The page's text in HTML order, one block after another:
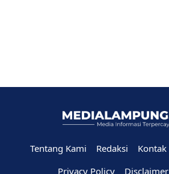
Tentang Kami Redaksi Kontak
Privacy Policy
Disclaimer